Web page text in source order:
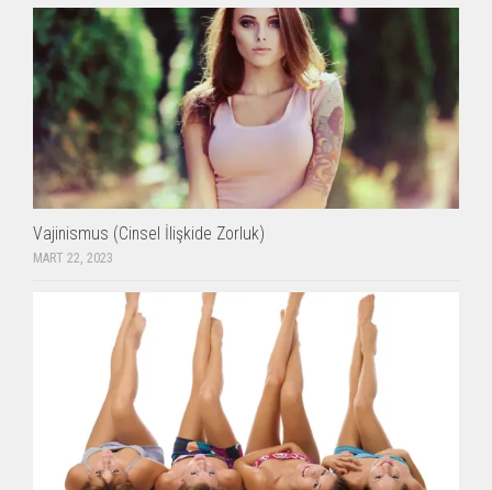
Vajinismus (Cinsel İlişkide Zorluk)
MART 22, 2023